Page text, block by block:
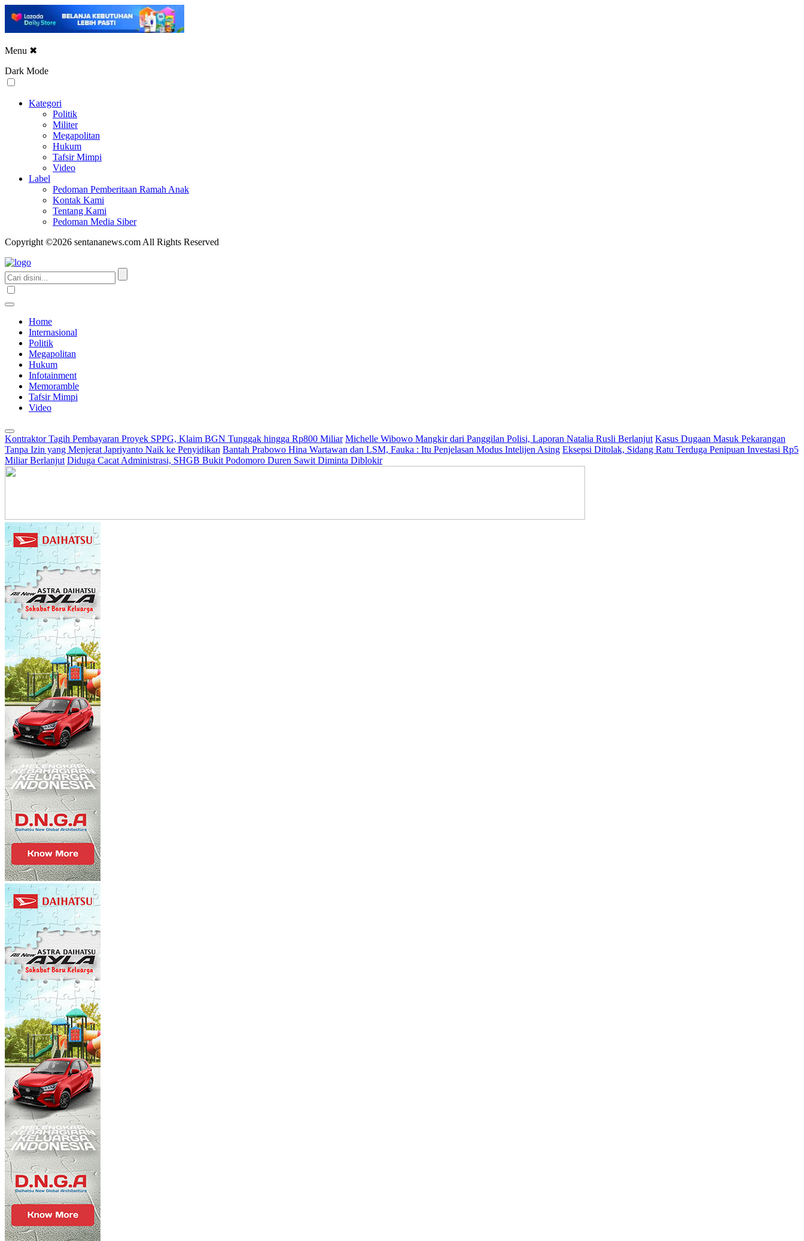
Menu ✖
Dark Mode
Kategori
Politik
Militer
Megapolitan
Hukum
Tafsir Mimpi
Video
Label
Pedoman Pemberitaan Ramah Anak
Kontak Kami
Tentang Kami
Pedoman Media Siber
Copyright ©2026 sentananews.com All Rights Reserved
Home
Internasional
Politik
Megapolitan
Hukum
Infotainment
Memoramble
Tafsir Mimpi
Video
Kontraktor Tagih Pembayaran Proyek SPPG, Klaim BGN Tunggak hingga Rp800 Miliar Michelle Wibowo Mangkir dari Panggilan Polisi, Laporan Natalia Rusli Berlanjut Kasus Dugaan Masuk Pekarangan
Tanpa Izin yang Menjerat Japriyanto Naik ke Penyidikan Bantah Prabowo Hina Wartawan dan LSM, Fauka : Itu Penjelasan Modus Intelijen Asing Eksepsi Ditolak, Sidang Ratu Terduga Penipuan Investasi Rp5
Miliar Berlanjut Diduga Cacat Administrasi, SHGB Bukit Podomoro Duren Sawit Diminta Diblokir